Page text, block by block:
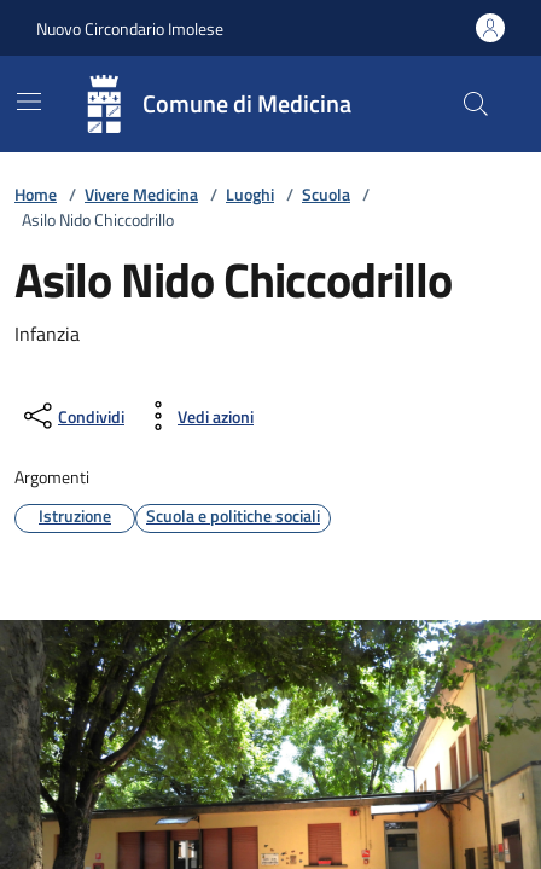
Nuovo Circondario Imolese
Comune di Medicina
Home / Vivere Medicina / Luoghi / Scuola /
Asilo Nido Chiccodrillo
Asilo Nido Chiccodrillo
Infanzia
Condividi Vedi azioni
Argomenti
Istruzione
Scuola e politiche sociali